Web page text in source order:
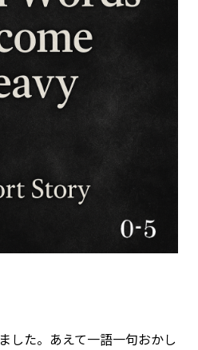
した。あえて一語一句おかし